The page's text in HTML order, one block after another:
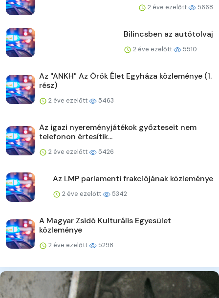
2 éve ezelőtt 5668
Bilincsben az autótolvaj
2 éve ezelőtt 5510
Az "ANKH" Az Örök Élet Egyháza közleménye (1.
rész)
2 éve ezelőtt 5463
Az igazi nyereményjátékok győzteseit nem
telefonon értesítik...
2 éve ezelőtt 5426
Az LMP parlamenti frakciójának közleménye
2 éve ezelőtt 5342
A Magyar Zsidó Kulturális Egyesület
közleménye
2 éve ezelőtt 5298